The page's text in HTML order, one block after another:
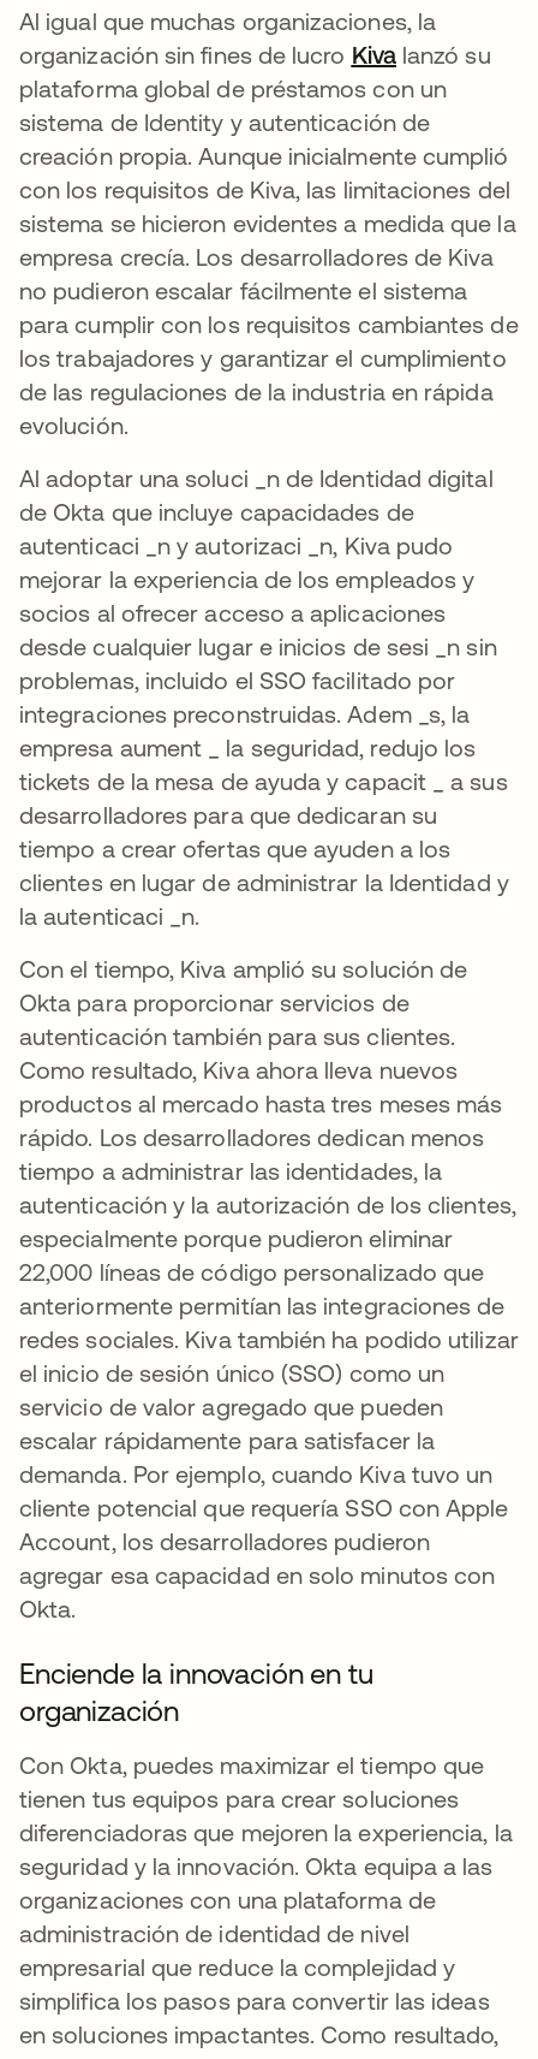
Al igual que muchas organizaciones, la
organización sin fines de lucro Kivase abre en
lanzó su
plataforma global de préstamos con un
sistema de Identity y autenticación de
creación propia. Aunque inicialmente cumplió
con los requisitos de Kiva, las limitaciones del
sistema se hicieron evidentes a medida que la
empresa crecía. Los desarrolladores de Kiva
no pudieron escalar fácilmente el sistema
para cumplir con los requisitos cambiantes de
los trabajadores y garantizar el cumplimiento
de las regulaciones de la industria en rápida
evolución.
Al adoptar una soluci _n de Identidad digital
de Okta que incluye capacidades de
autenticaci _n y autorizaci _n, Kiva pudo
mejorar la experiencia de los empleados y
socios al ofrecer acceso a aplicaciones
desde cualquier lugar e inicios de sesi _n sin
problemas, incluido el SSO facilitado por
integraciones preconstruidas. Adem _s, la
empresa aument _ la seguridad, redujo los
tickets de la mesa de ayuda y capacit _ a sus
desarrolladores para que dedicaran su
tiempo a crear ofertas que ayuden a los
clientes en lugar de administrar la Identidad y
la autenticaci _n.
Con el tiempo, Kiva amplió su solución de
Okta para proporcionar servicios de
autenticación también para sus clientes.
Como resultado, Kiva ahora lleva nuevos
productos al mercado hasta tres meses más
rápido. Los desarrolladores dedican menos
tiempo a administrar las identidades, la
autenticación y la autorización de los clientes,
especialmente porque pudieron eliminar
22,000 líneas de código personalizado que
anteriormente permitían las integraciones de
redes sociales. Kiva también ha podido utilizar
el inicio de sesión único (SSO) como un
servicio de valor agregado que pueden
escalar rápidamente para satisfacer la
demanda. Por ejemplo, cuando Kiva tuvo un
cliente potencial que requería SSO con Apple
Account, los desarrolladores pudieron
agregar esa capacidad en solo minutos con
Okta.
Enciende la innovación en tu
organización
Con Okta, puedes maximizar el tiempo que
tienen tus equipos para crear soluciones
diferenciadoras que mejoren la experiencia, la
seguridad y la innovación. Okta equipa a las
organizaciones con una plataforma de
administración de identidad de nivel
empresarial que reduce la complejidad y
simplifica los pasos para convertir las ideas
en soluciones impactantes. Como resultado,